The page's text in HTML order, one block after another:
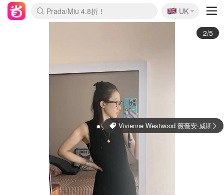
Prada/Miu 4.8折！
🇬🇧
UK
3/5